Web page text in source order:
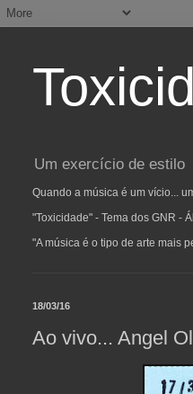
Um exercício de estilo
Quando a música é um vício...
"Toxicidade" - Tema dos GNR -
"A música é o tipo de arte mais
18/03/16
Ao vivo... Angel